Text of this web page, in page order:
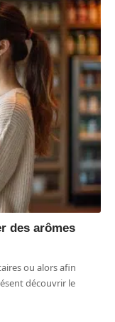
des arômes
ou alors afin
découvrir le